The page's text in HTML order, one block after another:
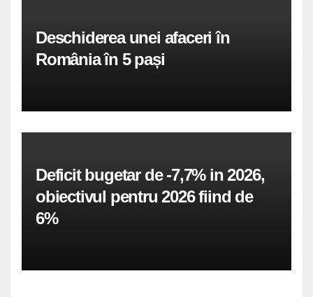
Deschiderea unei afaceri în
România în 5 pași
Deficit bugetar de -7,7% in 2026,
obiectivul pentru 2026 fiind de
6%